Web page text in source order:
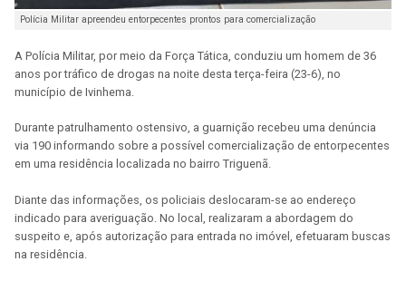
Polícia Militar apreendeu entorpecentes prontos para comercialização
A Polícia Militar, por meio da Força Tática, conduziu um homem de 36
anos por tráfico de drogas na noite desta terça-feira (23-6), no
município de Ivinhema.
Durante patrulhamento ostensivo, a guarnição recebeu uma denúncia
via 190 informando sobre a possível comercialização de entorpecentes
em uma residência localizada no bairro Triguenã.
Diante das informações, os policiais deslocaram-se ao endereço
indicado para averiguação. No local, realizaram a abordagem do
suspeito e, após autorização para entrada no imóvel, efetuaram buscas
na residência.